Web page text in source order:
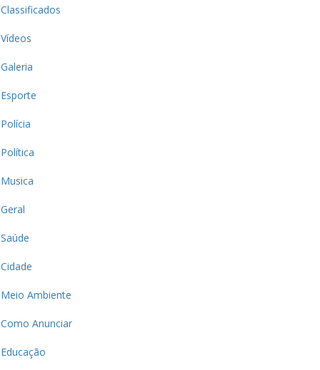
Classificados
Vídeos
Galeria
Esporte
Polícia
Política
Musica
Geral
Saúde
Cidade
Meio Ambiente
Como Anunciar
Educação